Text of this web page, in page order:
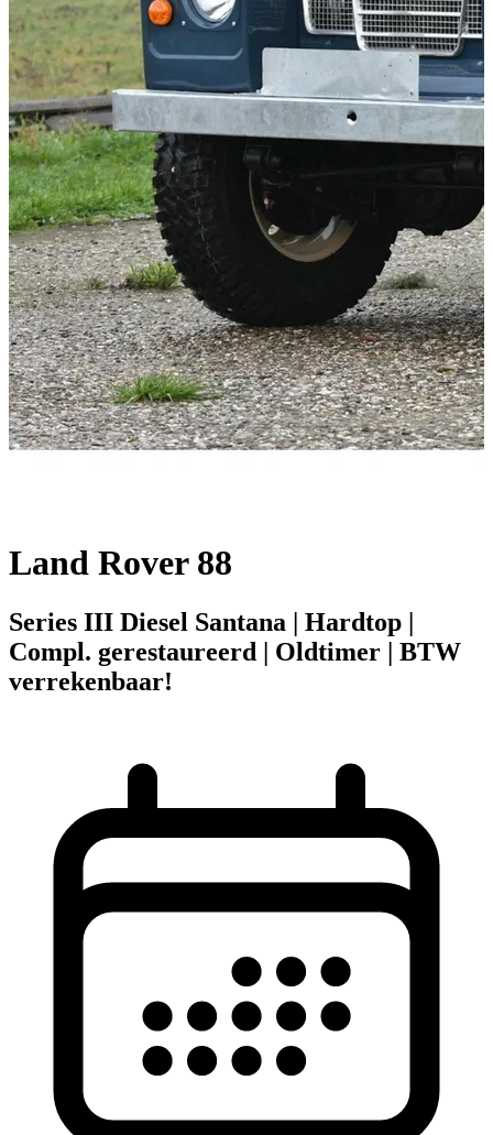
Land Rover 88
Series III Diesel Santana | Hardtop |
Compl. gerestaureerd | Oldtimer | BTW
verrekenbaar!